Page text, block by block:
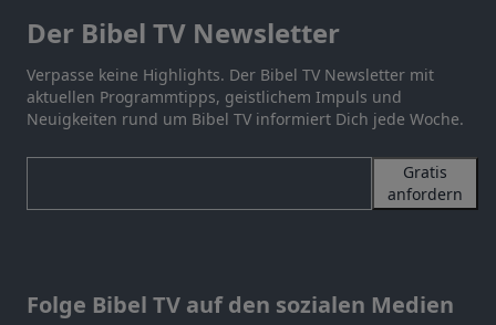
Der Bibel TV Newsletter
Verpasse keine Highlights. Der Bibel TV Newsletter mit
aktuellen Programmtipps, geistlichem Impuls und
Neuigkeiten rund um Bibel TV informiert Dich jede Woche.
Gratis
anfordern
Folge Bibel TV auf den sozialen Medien